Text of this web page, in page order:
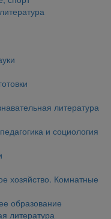
литература
и социология
хозяйство. Комнатные
образование
литература